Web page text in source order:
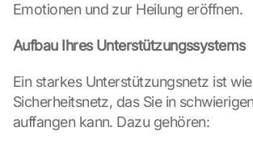
Emotionen und zur Heilung eröffnen.
Aufbau Ihres Unterstützungssystems
Ein starkes Unterstützungsnetz ist
Sicherheitsnetz, das Sie in
auffangen kann. Dazu gehören:
o
a
d